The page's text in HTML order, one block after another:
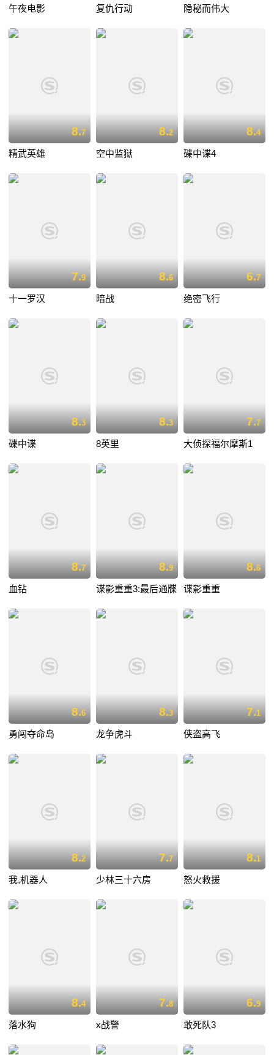
午夜电影 复仇行动 隐秘而伟大
8.7
精武英雄
8.2
空中监狱
8.4
碟中谍4
7.9
十一罗汉
8.6
暗战
6.7
绝密飞行
8.3
碟中谍
8.3
8英里
7.7
大侦探福尔摩斯1
8.7
血钻
8.9
谍影重重3:最后通牒
8.6
谍影重重
8.6
勇闯夺命岛
8.3
龙争虎斗
7.1
侠盗高飞
8.2
我,机器人
7.7
少林三十六房
8.1
怒火救援
8.4
落水狗
7.8
x战警
6.9
敢死队3